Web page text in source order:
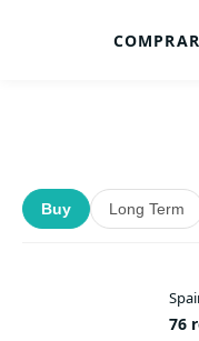
COMPRAR
Buy Long Term
76